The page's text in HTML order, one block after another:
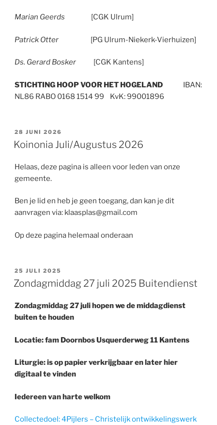
Marian Geerds [CGK Ulrum]
Patrick Otter [PG Ulrum-Niekerk-Vierhuizen]
Ds. Gerard Bosker [CGK Kantens]
STICHTING HOOP VOOR HET HOGELAND IBAN:
NL86 RABO 0168 1514 99 KvK: 99001896
GEPLAATST
OP
28 JUNI 2026
Koinonia Juli/Augustus 2026
Helaas, deze pagina is alleen voor leden van onze
gemeente.
Ben je lid en heb je geen toegang, dan kan je dit
aanvragen via: klaasplas@gmail.com
Op deze pagina helemaal onderaan
GEPLAATST
OP
25 JULI 2025
Zondagmiddag 27 juli 2025 Buitendienst
Zondagmiddag 27 juli hopen we de middagdienst
buiten te houden
Locatie: fam Doornbos Usquerderweg 11 Kantens
Liturgie: is op papier verkrijgbaar en later hier
digitaal te vinden
Iedereen van harte welkom
Collectedoel: 4Pijlers – Christelijk ontwikkelingswerk